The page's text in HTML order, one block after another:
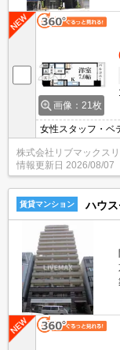
画像：21枚
女性スタッフ・
株式会社リブマックス
情報更新日 2026/08/07
賃貸マンション ハウ